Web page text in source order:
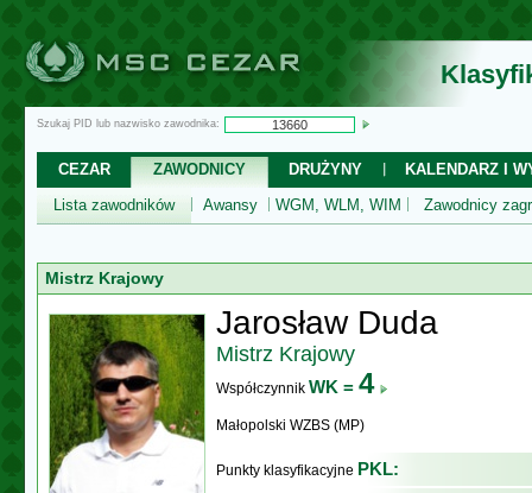
Szukaj PID lub nazwisko zawodnika:
CEZAR ZAWODNICY DRUŻYNY
KALENDARZ I
Lista zawodników
Awansy WGM, WLM, WIM Zawodnicy
Mistrz Krajowy
Jarosław Duda
Mistrz Krajowy
Współczynnik WK = 4
Małopolski WZBS (MP)
Punkty klasyfikacyjne PKL: